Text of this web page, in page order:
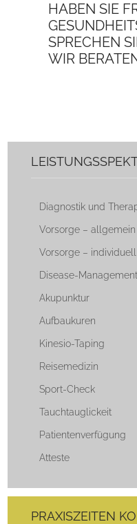
HABEN SIE
SPRECHEN
WIR
Diagnostik und
Vorsorge – allgemein
Vorsorge – individuell
Disease-
Akupunktur
Aufbaukuren
Kinesio-Taping
Reisemedizin
Sport-Check
Tauchtauglickeit
Patientenverfügung
Atteste
PRAXISZEITEN